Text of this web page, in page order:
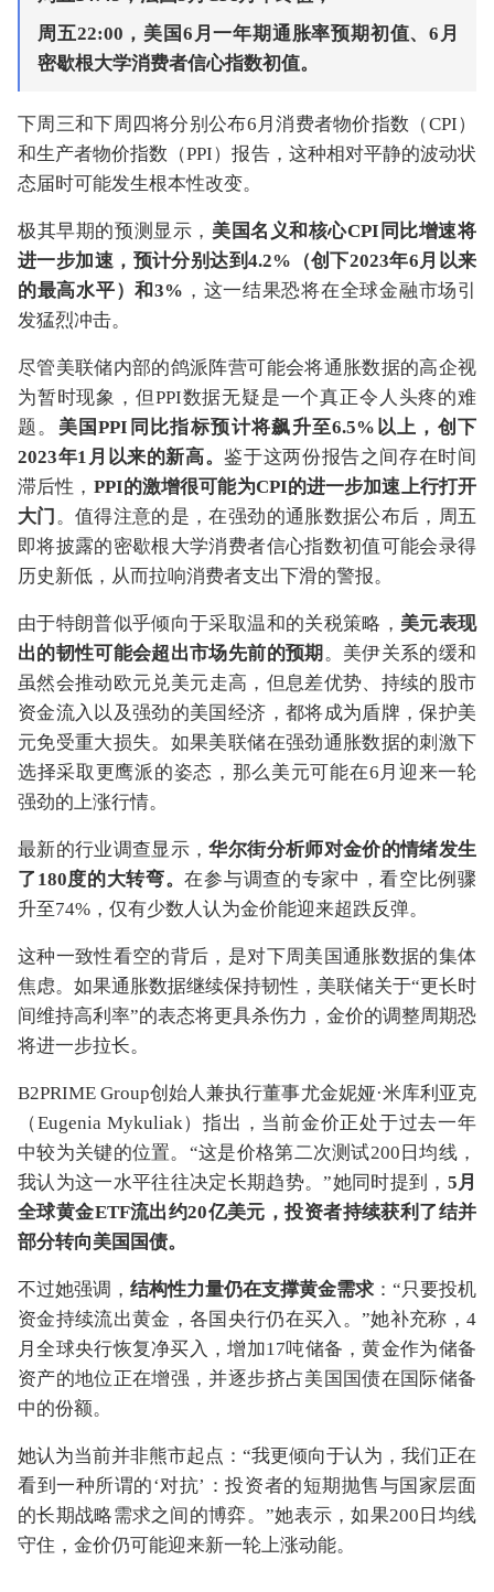
周五22:00，美国6月一年期通胀率预期初值、6月
密歇根大学消费者信心指数初值。
下周三和下周四将分别公布6月消费者物价指数（CPI）
和生产者物价指数（PPI）报告，这种相对平静的波动状
态届时可能发生根本性改变。
极其早期的预测显示， 美国名义和核心CPI同比增速将
进一步加速，预计分别达到4.2%（创下2023年6月以来
的最高水平）和3% ，这一结果恐将在全球金融市场引
发猛烈冲击。
尽管美联储内部的鸽派阵营可能会将通胀数据的高企视
为暂时现象，但PPI数据无疑是一个真正令人头疼的难
题。 美国PPI同比指标预计将飙升至6.5%以上，创下
2023年1月以来的新高。鉴于这两份报告之间存在时间
滞后性， PPI的激增很可能为CPI的进一步加速上行打开
大门 。值得注意的是，在强劲的通胀数据公布后，周五
即将披露的密歇根大学消费者信心指数初值可能会录得
历史新低，从而拉响消费者支出下滑的警报。
由于特朗普似乎倾向于采取温和的关税策略， 美元表现
出的韧性可能会超出市场先前的预期 。美伊关系的缓和
虽然会推动欧元兑美元走高，但息差优势、持续的股市
资金流入以及强劲的美国经济，都将成为盾牌，保护美
元免受重大损失。如果美联储在强劲通胀数据的刺激下
选择采取更鹰派的姿态，那么美元可能在6月迎来一轮
强劲的上涨行情。
最新的行业调查显示，华尔街分析师对金价的情绪发生
了180度的大转弯。在参与调查的专家中，看空比例骤
升至74%，仅有少数人认为金价能迎来超跌反弹。
这种一致性看空的背后，是对下周美国通胀数据的集体
焦虑。如果通胀数据继续保持韧性，美联储关于“更长时
间维持高利率”的表态将更具杀伤力，金价的调整周期恐
将进一步拉长。
B2PRIME Group创始人兼执行董事尤金妮娅·米库利亚克
（Eugenia Mykuliak）指出，当前金价正处于过去一年
中较为关键的位置。“这是价格第二次测试200日均线，
我认为这一水平往往决定长期趋势。”她同时提到， 5月
全球黄金ETF流出约20亿美元，投资者持续获利了结并
部分转向美国国债。
不过她强调， 结构性力量仍在支撑黄金需求 ：“只要投机
资金持续流出黄金，各国央行仍在买入。”她补充称，4
月全球央行恢复净买入，增加17吨储备，黄金作为储备
资产的地位正在增强，并逐步挤占美国国债在国际储备
中的份额。
她认为当前并非熊市起点：“我更倾向于认为，我们正在
看到一种所谓的‘对抗’：投资者的短期抛售与国家层面
的长期战略需求之间的博弈。”她表示，如果200日均线
守住，金价仍可能迎来新一轮上涨动能。